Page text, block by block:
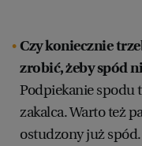
Czy koniecznie
zrobić, żeby spód
Podpiekanie spodu
zakalca. Warto też
ostudzony już